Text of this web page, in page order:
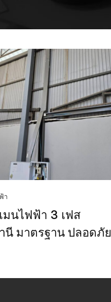
า
มนไฟฟ้า 3 เฟส
นี มาตรฐาน ปลอดภัย